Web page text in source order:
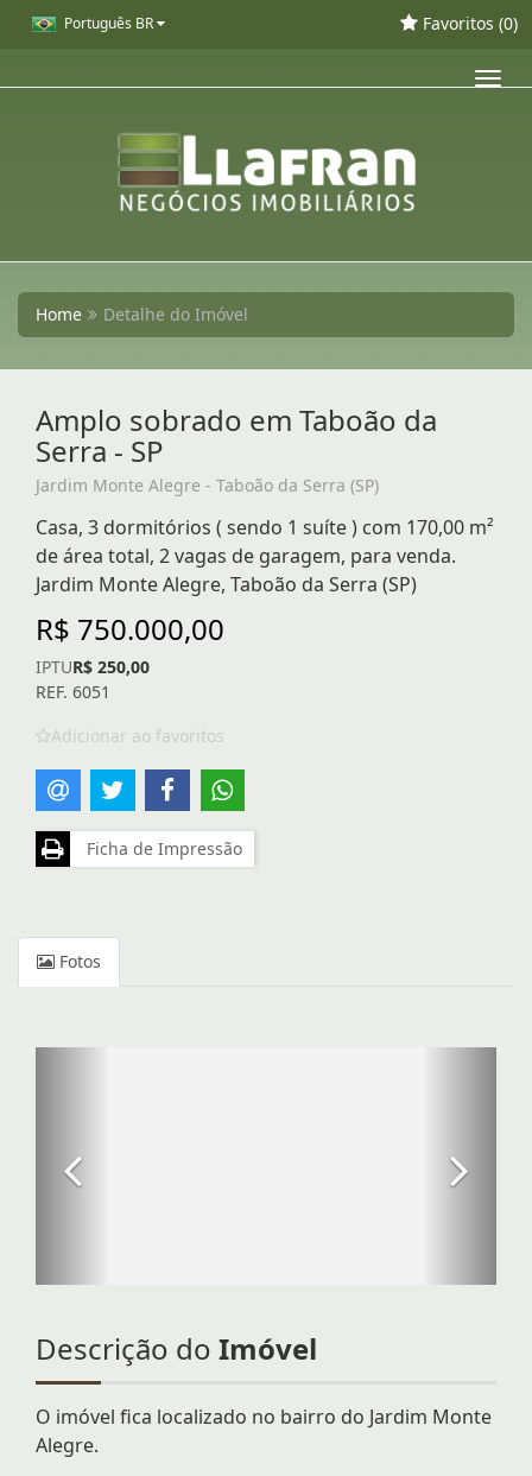
Português BR Favoritos (0)
Home Detalhe do Imóvel
Amplo sobrado em Taboão da
Serra - SP
Jardim Monte Alegre - Taboão da Serra (SP)
Casa, 3 dormitórios ( sendo 1 suíte ) com 170,00 m²
de área total, 2 vagas de garagem, para venda.
Jardim Monte Alegre, Taboão da Serra (SP)
R$ 750.000,00
IPTUR$ 250,00
REF. 6051
Adicionar ao favoritos
Ficha de Impressão
Fotos
Descrição do Imóvel
O imóvel fica localizado no bairro do Jardim Monte
Alegre.